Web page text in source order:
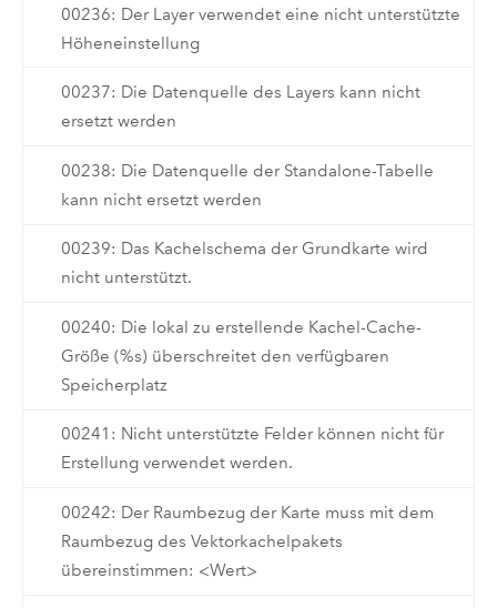
00236: Der Layer verwendet eine nicht unterstützte
Höheneinstellung
00237: Die Datenquelle des Layers kann nicht
ersetzt werden
00238: Die Datenquelle der Standalone-Tabelle
kann nicht ersetzt werden
00239: Das Kachelschema der Grundkarte wird
nicht unterstützt.
00240: Die lokal zu erstellende Kachel-Cache-
Größe (%s) überschreitet den verfügbaren
Speicherplatz
00241: Nicht unterstützte Felder können nicht für
Erstellung verwendet werden.
00242: Der Raumbezug der Karte muss mit dem
Raumbezug des Vektorkachelpakets
übereinstimmen: <Wert>